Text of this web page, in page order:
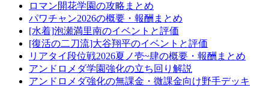
ロマン開花学園の攻略まとめ
パワチャン2026の概要・報酬まとめ
[水着]泡瀬満里南のイベントと評価
[復活の二刀流]大谷翔平のイベントと評価
リアタイ段位戦2026夏ノ壱~肆の概要・報酬まとめ
アンドロメダ学園強化の立ち回り解説
アンドロメダ強化の無課金・微課金向け野手デッキ